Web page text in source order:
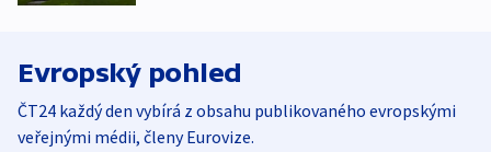
Evropský pohled
ČT24 každý den vybírá z obsahu publikovaného evropskými
veřejnými médii, členy Eurovize.